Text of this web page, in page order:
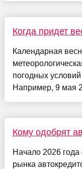
Когда придет
Календарная
погодных
Например, 9 мая
Кому одобрят
Начало 2026
рынка